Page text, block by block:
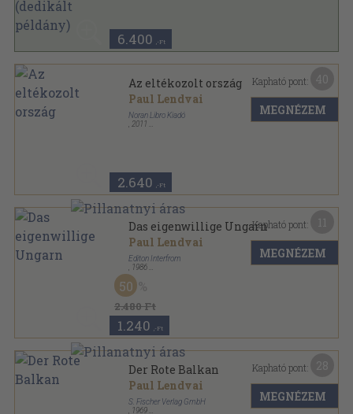
6.400 ,-Ft
Az eltékozolt ország
Paul Lendvai
Noran Libro Kiadó
2011
2.640 ,-Ft
Kapható pont:
MEGNÉZEM
Das eigenwillige Ungarn
Paul Lendvai
Editon Interfrom
1986
Ragasztott papírkötés
Texte+Thesen sorozat
2.480 Ft
50
1.240 ,-Ft
Kapható pont:
MEGNÉZEM
Der Rote Balkan
Paul Lendvai
S. Fischer Verlag GmbH
1969
Kapható pont:
MEGNÉZEM